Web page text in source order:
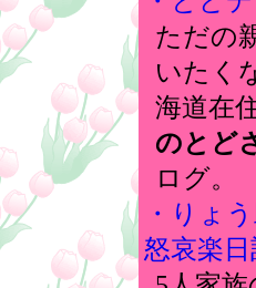
ただの
いたく
海道在
のとど
ログ。
・りょ
怒哀楽日